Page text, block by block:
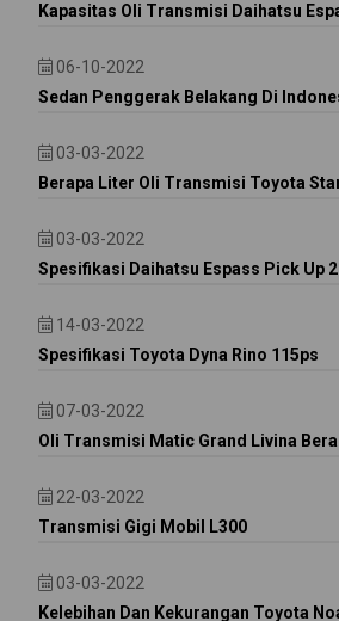
Kapasitas Oli Transmisi Daihatsu
06-10-2022
Sedan Penggerak Belakang Di
03-03-2022
Berapa Liter Oli Transmisi Toyota
03-03-2022
Spesifikasi Daihatsu Espass Pick Up
14-03-2022
Spesifikasi Toyota Dyna Rino 115ps
07-03-2022
Oli Transmisi Matic Grand Livina
22-03-2022
Transmisi Gigi Mobil L300
03-03-2022
Kelebihan Dan Kekurangan Toyota